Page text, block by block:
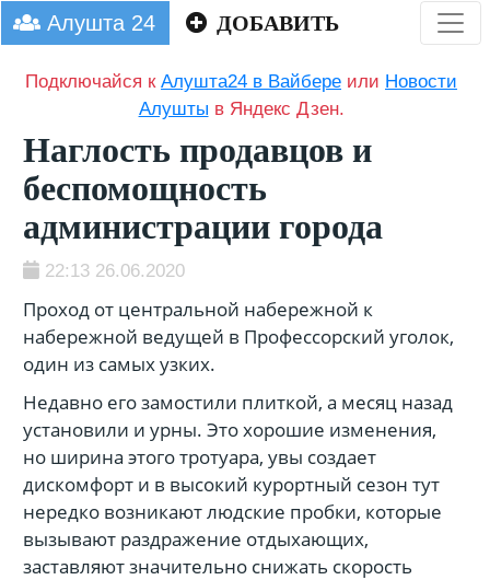
Алушта 24 ДОБАВИТЬ
Подключайся кАлушта24 в Вайбере или Новости
Алушты в Яндекс Дзен.
Наглость продавцов и
беспомощность
администрации города
22:13 26.06.2020
Проход от центральной набережной к
набережной ведущей в Профессорский уголок,
один из самых узких.
Недавно его замостили плиткой, а месяц назад
установили и урны. Это хорошие изменения,
но ширина этого тротуара, увы создает
дискомфорт и в высокий курортный сезон тут
нередко возникают людские пробки, которые
вызывают раздражение отдыхающих,
заставляют значительно снижать скорость